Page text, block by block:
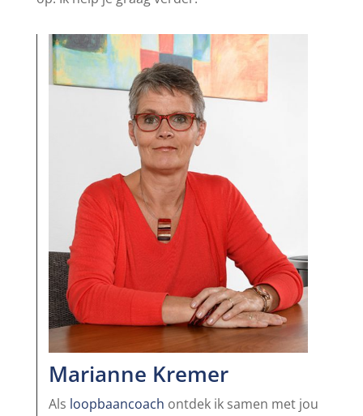
Marianne Kremer
Als loopbaancoach ontdek ik samen met jou